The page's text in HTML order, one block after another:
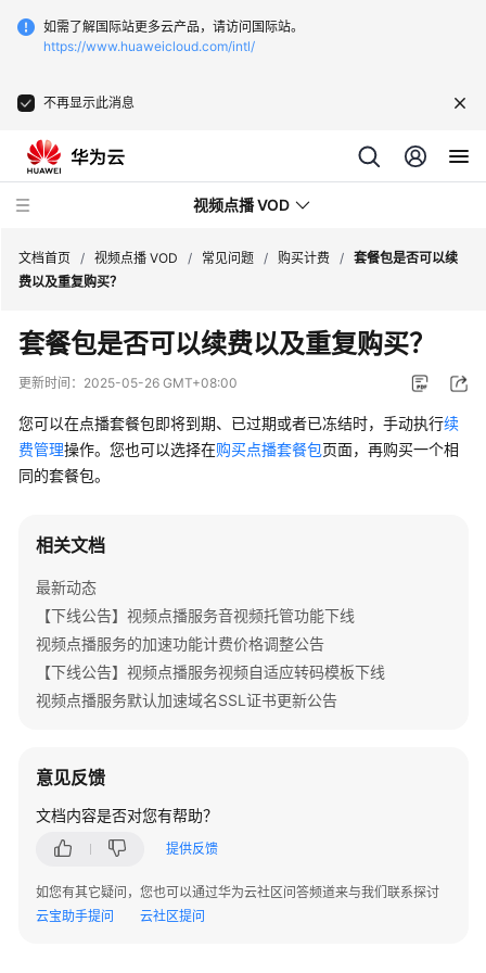
如需了解国际站更多云产品，请访问国际站。
https://www.huaweicloud.com/intl/
不再显示此消息
视频点播 VOD
最
新
动
服
务
品
介
绍
快
用
南
文档首页 / 视频点播 VOD / 常见问题 / 购买计费 / 套餐包是否可以续
费以及重复购买？
套餐包是否可以续费以及重复购买？
更新时间： 2025-05-26 GMT+08:00
您可以在点播套餐包即将到期、已过期或者已冻结时，手动执行续
费管理操作。您也可以选择在购买点播套餐包页面，再购买一个相
同的套餐包。
相关文档
最新动态
【下线公告】视频点播服务音视频托管功能下线
视频点播服务的加速功能计费价格调整公告
【下线公告】视频点播服务视频自适应转码模板下线
视频点播服务默认加速域名SSL证书更新公告
意见反馈
文档内容是否对您有帮助？
提供反馈
如您有其它疑问，您也可以通过华为云社区问答频道来与我们联系探讨
云宝助手提问
云社区提问